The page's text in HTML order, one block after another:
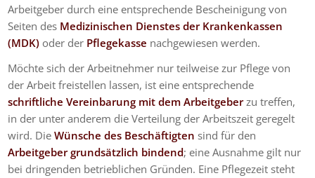
Arbeitgeber durch eine entsprechende Bescheinigung von
Seiten des Medizinischen Dienstes der Krankenkassen
(MDK) oder der Pflegekasse nachgewiesen werden.
Möchte sich der Arbeitnehmer nur teilweise zur Pflege von
der Arbeit freistellen lassen, ist eine entsprechende
schriftliche Vereinbarung mit dem Arbeitgeberzu treffen,
in der unter anderem die Verteilung der Arbeitszeit geregelt
wird. DieWünsche des Beschäftigten sind für den
Arbeitgeber grundsätzlich bindend; eine Ausnahme gilt nur
bei dringenden betrieblichen Gründen. Eine Pflegezeit steht